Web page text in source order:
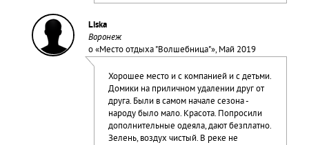
Liska
Воронеж
о «Место отдыха "Волшебница"», Май 2019
Хорошее место и с компанией и с детьми.
Домики на приличном удалении друг от
друга. Были в самом начале сезона -
народу было мало. Красота. Попросили
дополнительные одеяла, дают безплатно.
Зелень, воздух чистый. В реке не